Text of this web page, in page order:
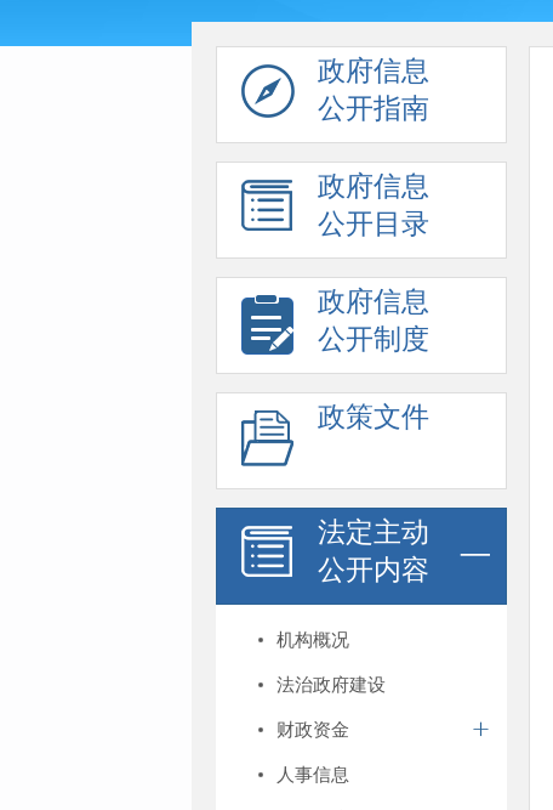
政府信息
公开指南
政府信息
公开目录
政府信息
公开制度
政策文件
法定主动
公开内容
机构概况
法治政府建设
财政资金
人事信息